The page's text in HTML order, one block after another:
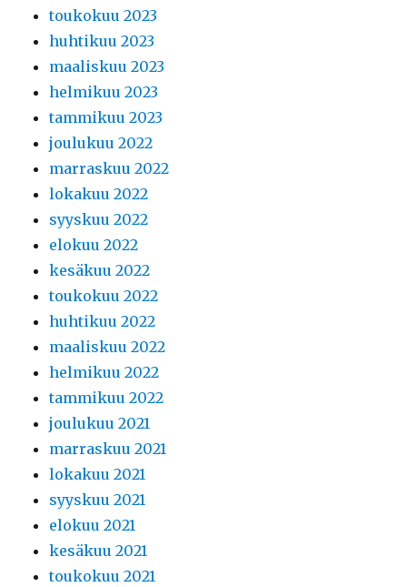
toukokuu 2023
huhtikuu 2023
maaliskuu 2023
helmikuu 2023
tammikuu 2023
joulukuu 2022
marraskuu 2022
lokakuu 2022
syyskuu 2022
elokuu 2022
kesäkuu 2022
toukokuu 2022
huhtikuu 2022
maaliskuu 2022
helmikuu 2022
tammikuu 2022
joulukuu 2021
marraskuu 2021
lokakuu 2021
syyskuu 2021
elokuu 2021
kesäkuu 2021
toukokuu 2021